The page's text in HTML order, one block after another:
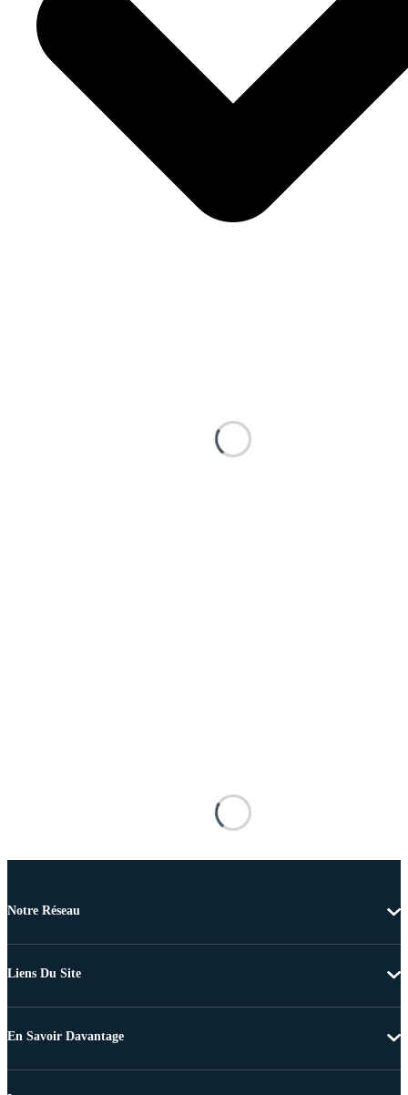
Notre Réseau
Liens Du Site
En Savoir Davantage